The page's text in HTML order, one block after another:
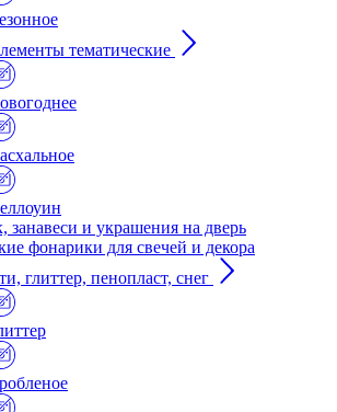
тематические
занавеси и украшения на дверь
фонарики для свечей и декора
глиттер, пенопласт, снег